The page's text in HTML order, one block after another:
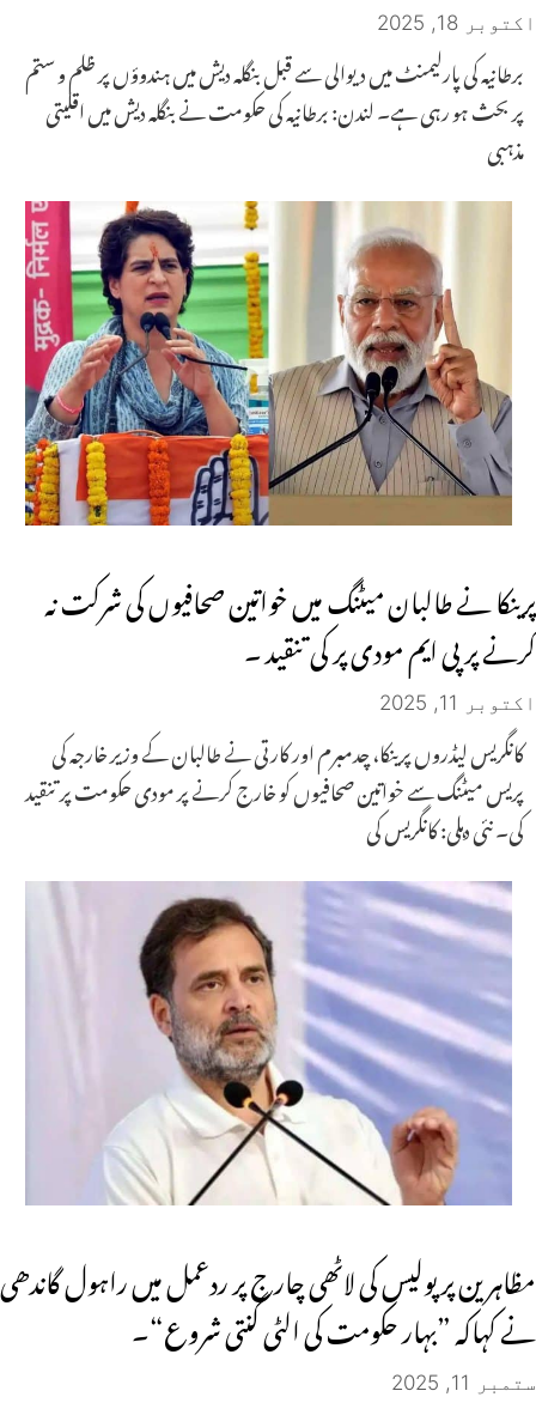
اکتوبر 18, 2025
برطانیہ کی پارلیمنٹ میں دیوالی سے قبل بنگلہ دیش میں ہندوؤں پر ظلم و ستم
پر بحث ہو رہی ہے۔ لندن: برطانیہ کی حکومت نے بنگلہ دیش میں اقلیتی
مذہبی
پرینکا نے طالبان میٹنگ میں خواتین صحافیوں کی شرکت نہ
کرنے پر پی ایم مودی پر کی تنقید ۔
اکتوبر 11, 2025
کانگریس لیڈروں پرینکا، چدمبرم اور کارتی نے طالبان کے وزیر خارجہ کی
پریس میٹنگ سے خواتین صحافیوں کو خارج کرنے پر مودی حکومت پر تنقید
کی۔ نئی دہلی: کانگریس کی
مظاہرین پر پولیس کی لاٹھی چارج پر ردعمل میں راہول گاندھی
نے کہاکہ ”بہار حکومت کی الٹی گنتی شروع“۔
ستمبر 11, 2025